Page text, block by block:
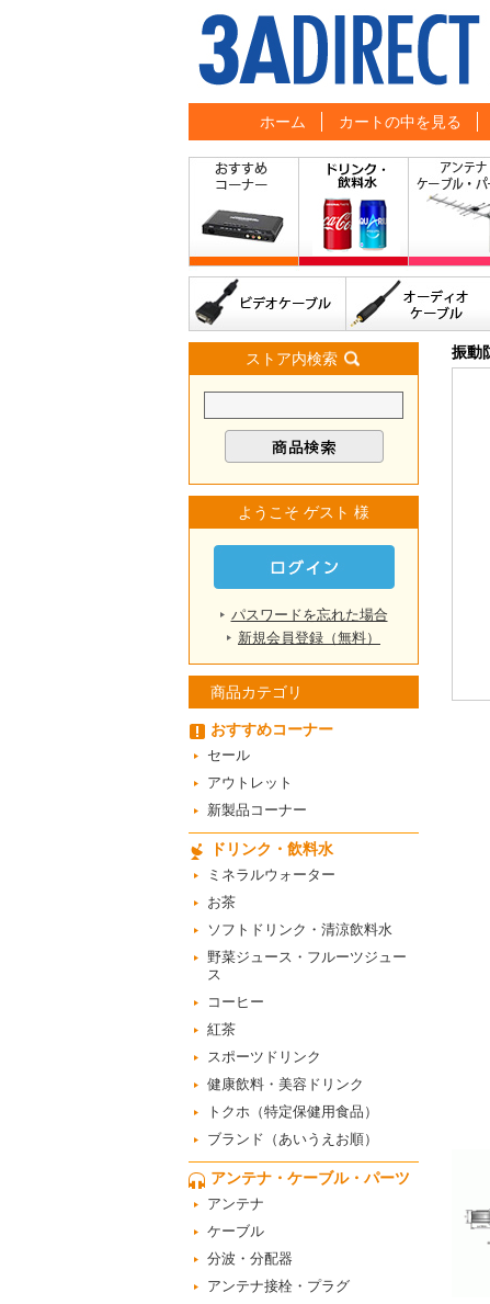
ホーム カートの中を見る
ストア内検索
ようこそ ゲスト 様
パスワードを忘れた場合
新規会員登録（無料）
商品カテゴリ
おすすめコーナー
セール
アウトレット
新製品コーナー
ドリンク・飲料水
ミネラルウォーター
お茶
ソフトドリンク・清涼飲料水
野菜ジュース・フルーツジュー
ス
コーヒー
紅茶
スポーツドリンク
健康飲料・美容ドリンク
トクホ（特定保健用食品）
ブランド（あいうえお順）
アンテナ・ケーブル・パーツ
アンテナ
ケーブル
分波・分配器
アンテナ接栓・プラグ
振動